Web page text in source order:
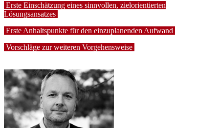
Erste Einschätzung eines sinnvollen, zielorientierten
Lösungsansatzes
Erste Anhaltspunkte für den einzuplanenden Aufwand
Vorschläge zur weiteren Vorgehensweise